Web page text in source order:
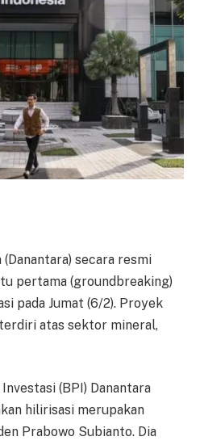
secara resmi
pertama (groundbreaking)
pada Jumat (6/2). Proyek
atas sektor mineral,
(BPI) Danantara
hilirisasi merupakan
Prabowo Subianto. Dia